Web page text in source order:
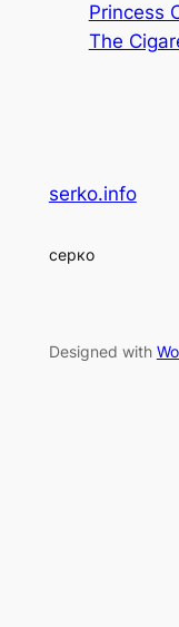
Princess
The
serko.info
серко
Designed with